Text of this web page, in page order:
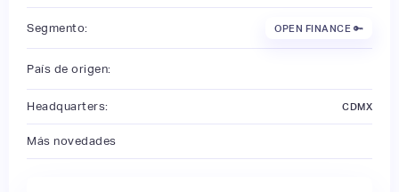
Segmento: OPEN FINANCE 🔑
País de origen:
Headquarters: CDMX
Más novedades